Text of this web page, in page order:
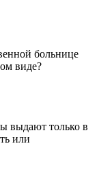
больнице
виде?
выдают только в
или